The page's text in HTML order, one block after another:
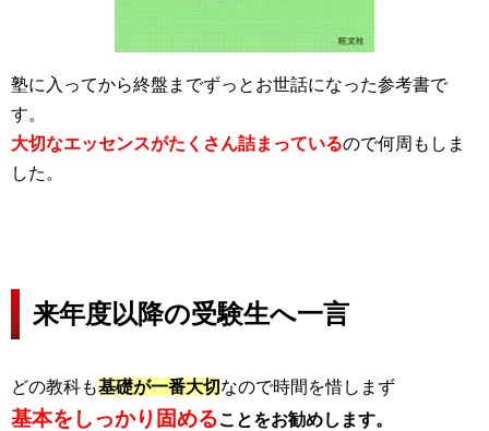
塾に入ってから終盤までずっとお世話になった参考書で
す。
大切なエッセンスがたくさん詰まっているので何周もしま
した。
来年度以降の受験生へ一言
どの教科も基礎が一番大切なので時間を惜しまず
基本をしっかり固めることをお勧めします。